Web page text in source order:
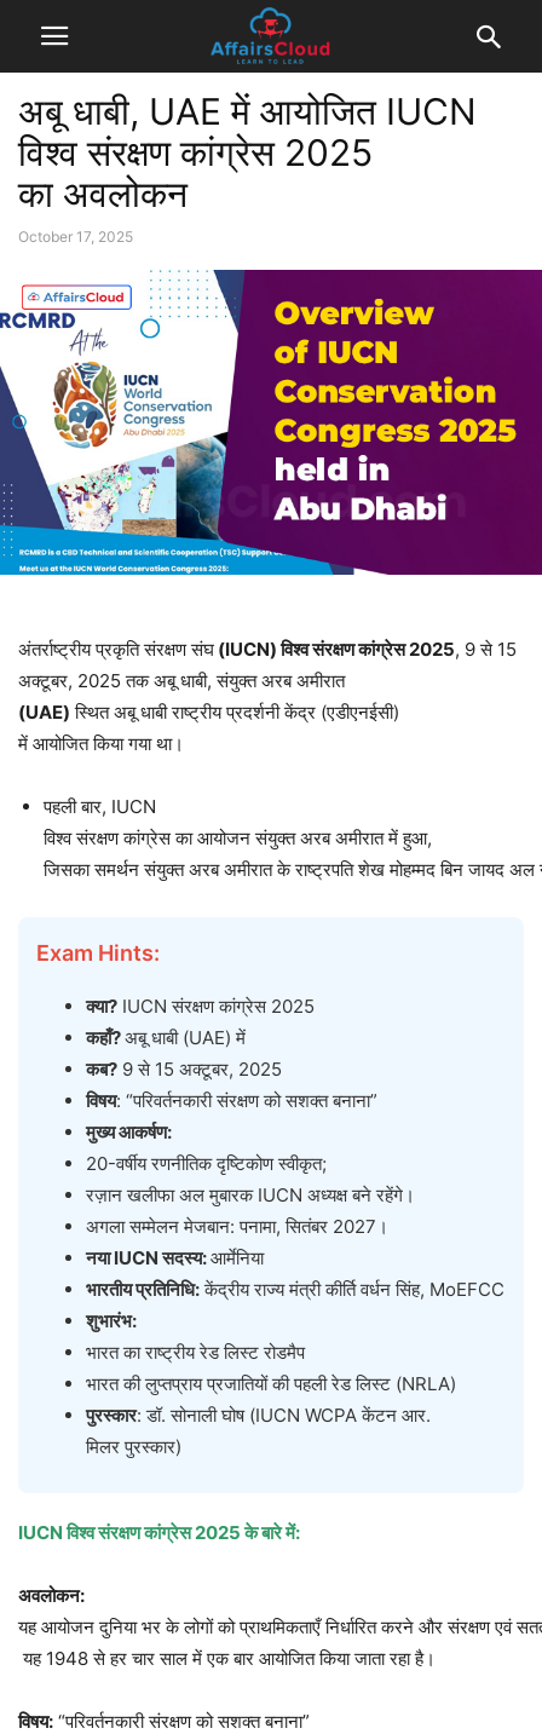
अबू धाबी, UAE में आयोजित IUCN
विश्व संरक्षण कांग्रेस 2025
का अवलोकन
October 17, 2025
अंतर्राष्ट्रीय प्रकृति संरक्षण संघ (IUCN)विश्वसंरक्षणकांग्रेस2025, 9 से 15
अक्टूबर, 2025 तक अबू धाबी, संयुक्त अरब अमीरात
(UAE) स्थित अबू धाबी राष्ट्रीय प्रदर्शनी केंद्र (एडीएनईसी)
में आयोजित किया गया था।
पहली बार, IUCN
विश्व संरक्षण कांग्रेस का आयोजन संयुक्त अरब अमीरात में हुआ,
जिसका समर्थन संयुक्त अरब अमीरात के राष्ट्रपति शेख मोहम्मद बिन जायद अल
Exam Hints:
क्या? IUCN संरक्षण कांग्रेस 2025
कहाँ?अबू धाबी (UAE) में
कब? 9 से 15 अक्टूबर, 2025
विषय: “परिवर्तनकारी संरक्षण को सशक्त बनाना”
मुख्यआकर्षण:
20-वर्षीय रणनीतिक दृष्टिकोण स्वीकृत;
रज़ान खलीफा अल मुबारक IUCN अध्यक्ष बने रहेंगे।
अगला सम्मेलन मेजबान: पनामा, सितंबर 2027।
नयाIUCNसदस्य:आर्मेनिया
भारतीयप्रतिनिधि:केंद्रीय राज्य मंत्री कीर्ति वर्धन सिंह, MoEFCC
शुभारंभ:
भारत का राष्ट्रीय रेड लिस्ट रोडमैप
भारत की लुप्तप्राय प्रजातियों की पहली रेड लिस्ट (NRLA)
पुरस्कार: डॉ. सोनाली घोष (IUCN WCPA केंटन आर.
मिलर पुरस्कार)
IUCNविश्वसंरक्षणकांग्रेस2025केबारेमें:
अवलोकन:
यह आयोजन दुनिया भर के लोगों को प्राथमिकताएँ निर्धारित करने और संरक्षण एवं
यह 1948 से हर चार साल में एक बार आयोजित किया जाता रहा है।
विषय: “परिवर्तनकारी संरक्षण को सशक्त बनाना”